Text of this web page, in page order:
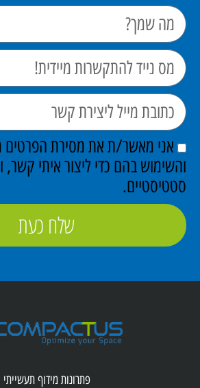
אני מאשר/ת את מסירת הפרטים
והשימוש בהם כדי ליצור איתי קשר,
סטטיסטיים.
שלח כעת
פתרונות מידוף תעשייתי